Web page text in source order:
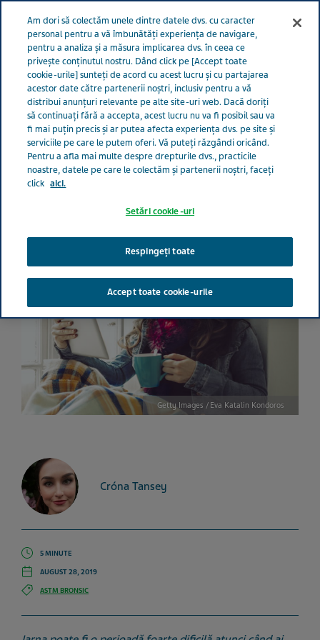
GRIJĂ PENTRU VIAȚĂ
România Grijă pentru viață Toate povestile
care te poți pregăti pentru iarnă atunci când ai astm
9 moduri în care te poți
pregăti pentru iarnă atunci
când ai astm
Getty Images / Eva Katalin Kondoros
Cróna Tansey
5 MINUTE
AUGUST 28, 2019
ASTM BRONSIC
Am dori să colectăm unele dintre datele dvs. cu caracter
personal pentru a vă îmbunătăți experiența de navigare,
pentru a analiza și a măsura implicarea dvs. în ceea ce
privește conținutul nostru. Dând click pe [Accept toate
cookie-urile] sunteți de acord cu acest lucru și cu partajarea
acestor date către partenerii noștri, inclusiv pentru a vă
distribui anunțuri relevante pe alte site-uri web. Dacă doriți
să continuați fără a accepta, acest lucru nu va fi posibil sau va
fi mai puțin precis și ar putea afecta experiența dvs. pe site și
serviciile pe care le putem oferi. Vă puteți răzgândi oricând.
Pentru a afla mai multe despre drepturile dvs., practicile
noastre, datele pe care le colectăm și partenerii noștri, faceți
click aici.
Setări cookie-uri
Respingeți toate
Accept toate cookie-urile